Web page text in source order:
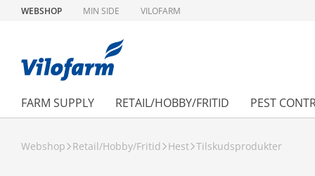
WEBSHOP MIN SIDE VILOFARM
FARM SUPPLY RETAIL/HOBBY/FRITID PEST
Webshop Retail/Hobby/Fritid Hest Tilskudsprodukter